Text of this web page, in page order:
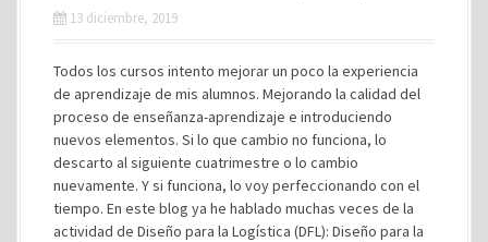
13 diciembre, 2019
Todos los cursos intento mejorar un poco la experiencia
de aprendizaje de mis alumnos. Mejorando la calidad del
proceso de enseñanza-aprendizaje e introduciendo
nuevos elementos. Si lo que cambio no funciona, lo
descarto al siguiente cuatrimestre o lo cambio
nuevamente. Y si funciona, lo voy perfeccionando con el
tiempo. En este blog ya he hablado muchas veces de la
actividad de Diseño para la Logística (DFL): Diseño para la